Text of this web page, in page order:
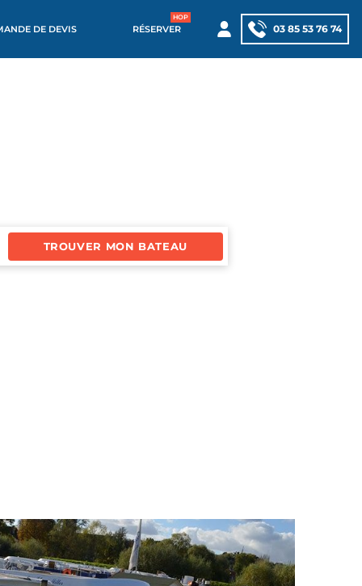
DE DEVIS RÉSERVER 03 85 53 76 74
TROUVER MON BATEAU